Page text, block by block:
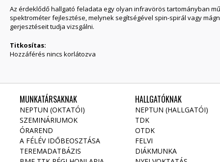
Az érdeklődő hallgató feladata egy olyan infravörös tartományban
spektrométer fejlesztése, melynek segítségével spin-spirál vagy
gerjesztéseit tudja vizsgálni.
Titkosítas:
Hozzáférés nincs korlátozva
MUNKATÁRSAKNAK
NEPTUN (OKTATÓI)
SZEMINÁRIUMOK
ÓRAREND
A FÉLÉV IDŐBEOSZTÁSA
TEREMADATBÁZIS
HALLGATÓKNAK
NEPTUN (HALLGATÓI)
TDK
OTDK
FELVI
DIÁKMUNKA